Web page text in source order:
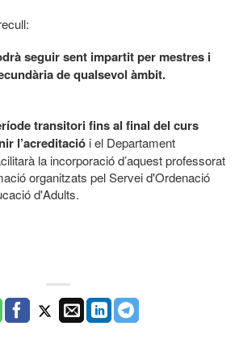
seguir sent impartit per mestres i
de qualsevol àmbit.
transitori fins al final del curs
l’acreditaciói el Departament
la incorporació d’aquest professorat
organitzats pel Servei d'Ordenació
d'Adults.